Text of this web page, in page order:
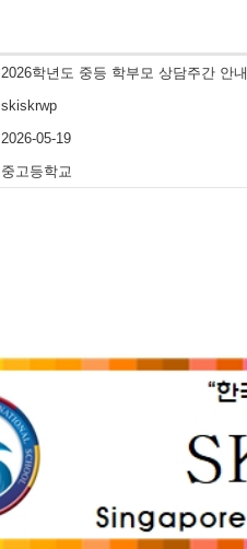
2026학년도 중등 학부모 상담주간 안내
skiskrwp
2026-05-19
중고등학교